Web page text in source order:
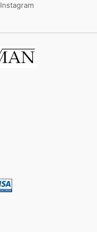
Instagram